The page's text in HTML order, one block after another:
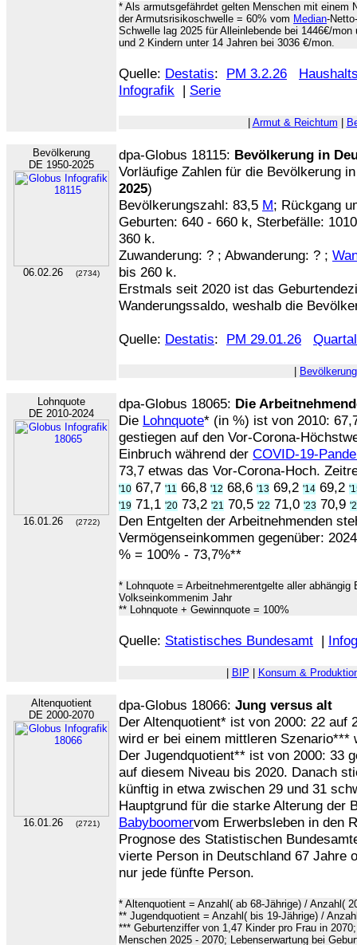
* Als armutsgefährdet gelten Menschen mit einem
der Armutsrisikoschwelle = 60% vom Median-
Schwelle lag 2025 für Alleinlebende bei 1446€/
und 2 Kindern unter 14 Jahren bei 3036 €/mon.
Quelle: Destatis: PM 3.2.26
Infografik | Serie
Armut & Reichtum
Bevölkerung
DE 1950-2025
06.02.26 (2734)
dpa-Globus 18115: Bevölkerung in
Vorläufige Zahlen für die Bevölkerung
2025)
Bevölkerungszahl: 83,5 M; Rückgang
Geburten: 640 - 660 k, Sterbefälle:
360 k.
Zuwanderung: ? ; Abwanderung: ? ;
bis 260 k.
Erstmals seit 2020 ist das
Wanderungssaldo, weshalb die
Quelle: Destatis: PM 29.01.26
Bevölkerung
Lohnquote
DE 2010-2024
16.01.26 (2722)
dpa-Globus 18065: Die
Die Lohnquote* (in %) ist von 2010:
gestiegen auf den Vor-Corona-
Einbruch während der COVID-19-
73,7 etwas das Vor-Corona-Hoch.
'10 67,7 '11 66,8 '12 68,6 '13 69,2 '14 69,2
'19 71,1 '20 73,2 '21 70,5 '22 71,0 '23 70,9
Den Entgelten der Arbeitnehmenden
Vermögenseinkommen gegenüber:
% = 100% - 73,7%**
* Lohnquote = Arbeitnehmerentgelte aller
Volkseinkommenim Jahr
** Lohnquote + Gewinnquote = 100%
Quelle: Statistisches Bundesamt |
BIP Konsum &
Altenquotient
DE 2000-2070
16.01.26 (2721)
dpa-Globus 18066: Jung versus alt
Der Altenquotient* ist von 2000: 22 auf
wird er bei einem mittleren Szenario***
Der Jugendquotient** ist von 2000: 33
auf diesem Niveau bis 2020. Danach
künftig in etwa zwischen 29 und 31
Hauptgrund für die starke Alterung der
Babyboomervom Erwerbsleben in den
Prognose des Statistischen
vierte Person in Deutschland 67 Jahre
nur jede fünfte Person.
* Altenquotient = Anzahl( ab 68-Jährige) / Anzahl(
** Jugendquotient = Anzahl( bis 19-Jährige) /
*** Geburtenziffer von 1,47 Kinder pro Frau in
Menschen 2025 - 2070; Lebenserwartung bei